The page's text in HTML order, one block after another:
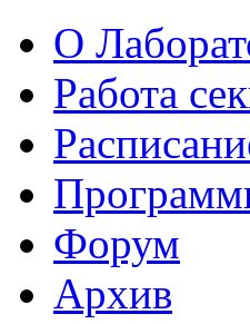
О
Работа
Форум
Архив